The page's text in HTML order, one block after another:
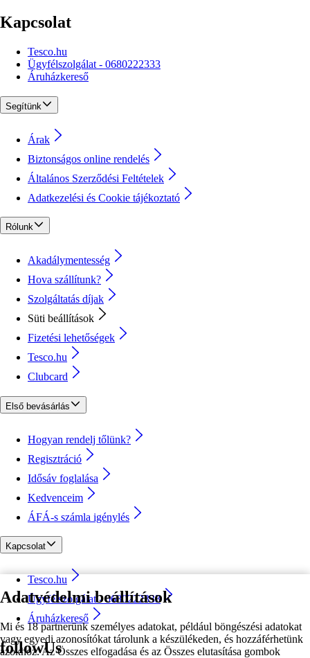
Adatvédelmi beállítások
Mi és 18 partnerünk személyes adatokat, például böngészési adatokat
vagy egyedi azonosítókat tárolunk a készülékeden, és hozzáférhetünk
azokhoz. Az Összes elfogadása és az Összes elutasítása gombok
Kapcsolat
Tesco.hu
Ügyfélszolgálat - 0680222333
Áruházkereső
Segítünk
Árak
Biztonságos online rendelés
Általános Szerződési Feltételek
Adatkezelési és Cookie tájékoztató
Rólunk
Akadálymentesség
Hova szállítunk?
Szolgáltatás díjak
Süti beállítások
Fizetési lehetőségek
Tesco.hu
Clubcard
Első bevásárlás
Hogyan rendelj tőlünk?
Regisztráció
Idősáv foglalása
Kedvenceim
ÁFÁ-s számla igénylés
Kapcsolat
Tesco.hu
Ügyfélszolgálat - 0680222333
Áruházkereső
followUs